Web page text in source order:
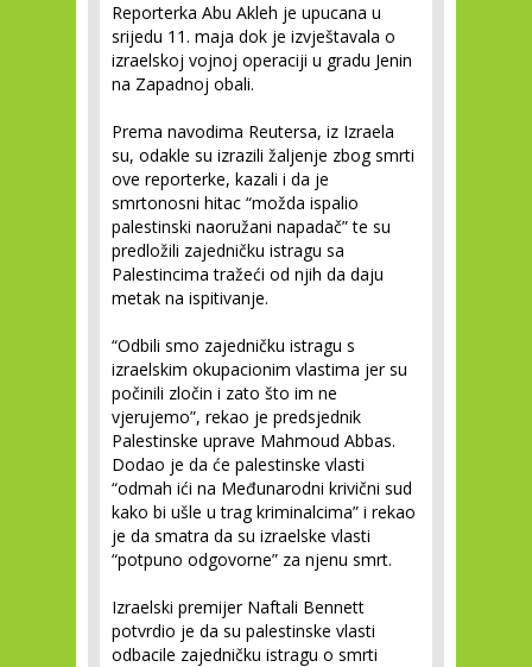
Reporterka Abu Akleh je upucana u
srijedu 11. maja dok je izvještavala o
izraelskoj vojnoj operaciji u gradu Jenin
na Zapadnoj obali.
Prema navodima Reutersa, iz Izraela
su, odakle su izrazili žaljenje zbog smrti
ove reporterke, kazali i da je
smrtonosni hitac “možda ispalio
palestinski naoružani napadač” te su
predložili zajedničku istragu sa
Palestincima tražeći od njih da daju
metak na ispitivanje.
“Odbili smo zajedničku istragu s
izraelskim okupacionim vlastima jer su
počinili zločin i zato što im ne
vjerujemo”, rekao je predsjednik
Palestinske uprave Mahmoud Abbas.
Dodao je da će palestinske vlasti
“odmah ići na Međunarodni krivični sud
kako bi ušle u trag kriminalcima” i rekao
je da smatra da su izraelske vlasti
“potpuno odgovorne” za njenu smrt.
Izraelski premijer Naftali Bennett
potvrdio je da su palestinske vlasti
odbacile zajedničku istragu o smrti